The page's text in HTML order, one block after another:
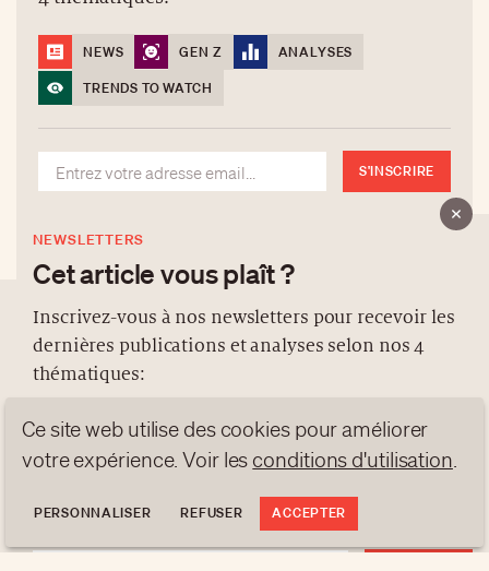
NEWS GEN Z
ANALYSES
TRENDS TO WATCH
S'INSCRIRE
NEWSLETTERS
Cet article vous plaît ?
Inscrivez-vous à nos newsletters pour recevoir les
dernières publications et analyses selon nos 4
thématiques:
NEWS GEN Z
ANALYSES
TRENDS TO WATCH
À PROPOS
PROTECTION DES DONNÉES
contact@luxurytribune.com
Conçu parAntistatique
Ce site web utilise des cookies pour améliorer
votre expérience. Voir les conditions d'utilisation
PERSONNALISER REFUSER ACCEPTER